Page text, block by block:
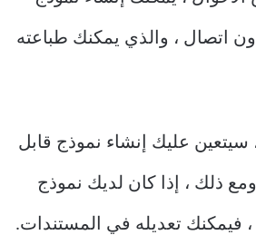
اتصال ، والذي يمكنك طباعته
سيتعين عليك إنشاء نموذج قابل
ومع ذلك ، إذا كان لديك نموذج